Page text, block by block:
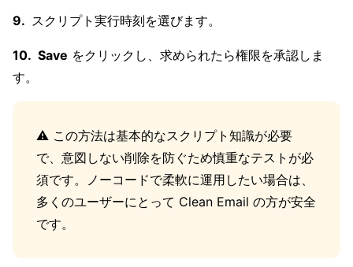
スクリプト実行時刻を選びます。
Save をクリックし、求められたら権限を承認しま
す。
⚠️ この方法は基本的なスクリプト知識が必要
で、意図しない削除を防ぐため慎重なテストが必
須です。ノーコードで柔軟に運用したい場合は、
多くのユーザーにとって Clean Email の方が安全
です。